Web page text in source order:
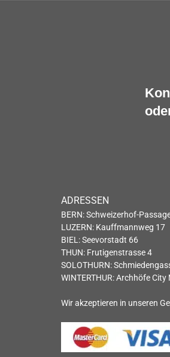
ADRESSEN
BERN: Schweizerhof-
LUZERN: Kauffmannweg 17
BIEL: Seevorstadt 66
THUN: Frutigenstrasse 4
SOLOTHURN:
WINTERTHUR: Archhöfe City
Wir akzeptieren in unseren